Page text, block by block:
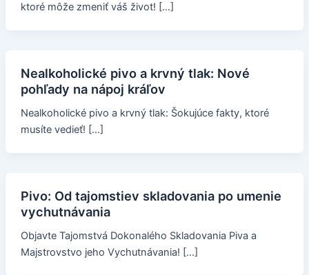
ktoré môže zmeniť váš život! […]
Nealkoholické pivo a krvný tlak: Nové
pohľady na nápoj kráľov
Nealkoholické pivo a krvný tlak: Šokujúce fakty, ktoré
musíte vedieť! […]
Pivo: Od tajomstiev skladovania po umenie
vychutnávania
Objavte Tajomstvá Dokonalého Skladovania Piva a
Majstrovstvo jeho Vychutnávania! […]